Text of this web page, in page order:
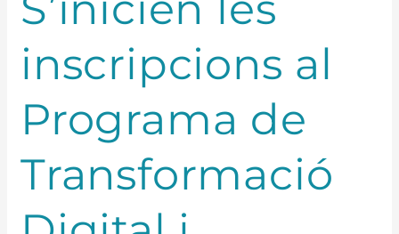
inscripcions al
Programa de
Transformació